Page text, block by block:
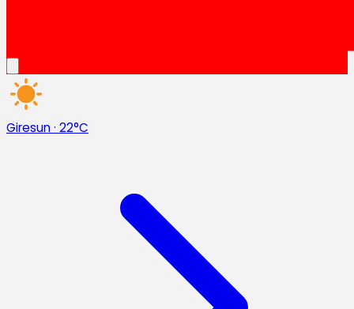
Giresun· 22°C